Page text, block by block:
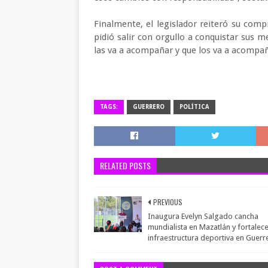
Finalmente, el legislador reiteró su
pidió salir con orgullo a conquistar sus
las va a acompañar y que los va a
TAGS: GUERRERO POLÍTICA
RELATED POSTS
PREVIOUS
Inaugura Evelyn Salgado cancha
mundialista en Mazatlán y
infraestructura deportiva en